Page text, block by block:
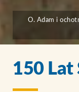
O. Adam i
150 Lat